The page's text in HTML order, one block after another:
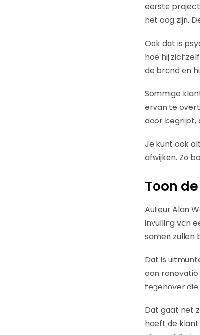
eerste
het oog zijn.
Ook dat is
hoe hij
de brand en
Sommige
ervan te
door begrijpt,
Je kunt ook
afwijken. Zo
Toon
Auteur Alan
invulling van
samen zullen
Dat is
een renovatie
tegenover
Dat gaat net
hoeft de